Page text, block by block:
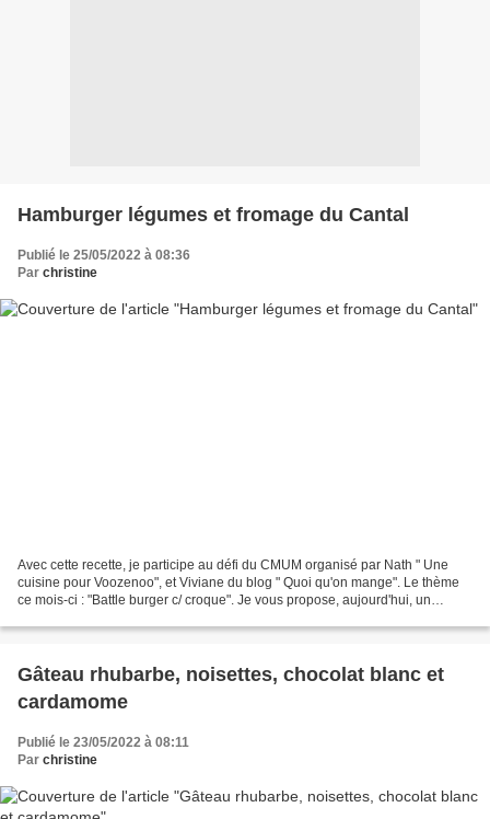
Hamburger légumes et fromage du Cantal
Publié le 25/05/2022 à 08:36
Par christine
Avec cette recette, je participe au défi du CMUM organisé par Nath " Une
cuisine pour Voozenoo", et Viviane du blog " Quoi qu'on mange". Le thème
ce mois-ci : "Battle burger c/ croque". Je vous propose, aujourd'hui, un
Gâteau rhubarbe, noisettes, chocolat blanc et
cardamome
Publié le 23/05/2022 à 08:11
Par christine